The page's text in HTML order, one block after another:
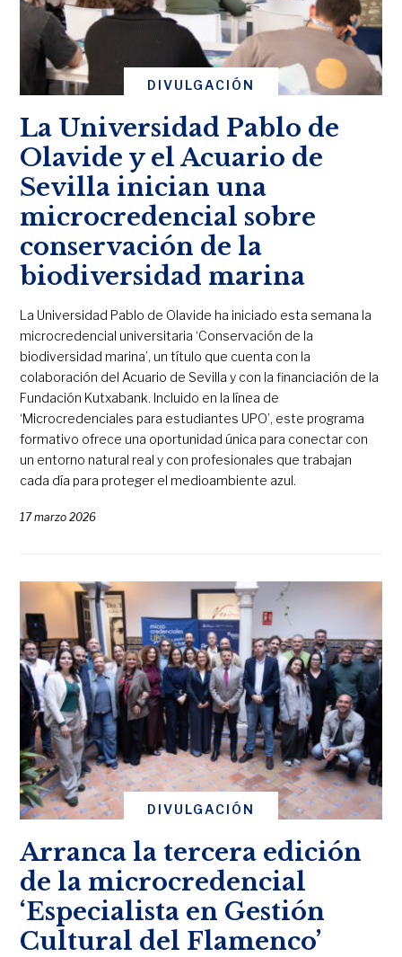
DIVULGACIÓN
La Universidad Pablo de
Olavide y el Acuario de
Sevilla inician una
microcredencial sobre
conservación de la
biodiversidad marina
La Universidad Pablo de Olavide ha iniciado esta semana la
microcredencial universitaria ‘Conservación de la
biodiversidad marina’, un título que cuenta con la
colaboración del Acuario de Sevilla y con la financiación de la
Fundación Kutxabank. Incluido en la línea de
‘Microcredenciales para estudiantes UPO’, este programa
formativo ofrece una oportunidad única para conectar con
un entorno natural real y con profesionales que trabajan
cada día para proteger el medioambiente azul.
17 marzo 2026
DIVULGACIÓN
Arranca la tercera edición
de la microcredencial
‘Especialista en Gestión
Cultural del Flamenco’